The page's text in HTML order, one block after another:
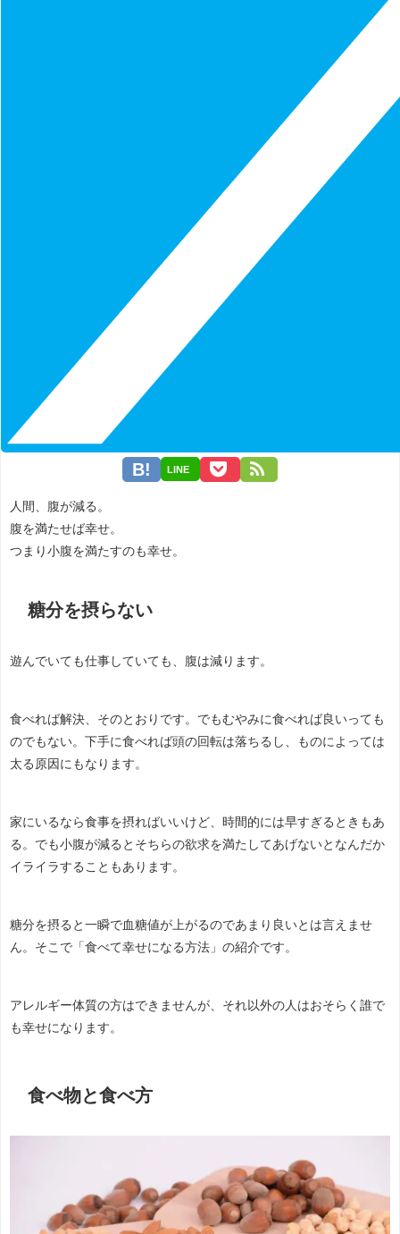
LINE
人間、腹が減る。
腹を満たせば幸せ。
つまり小腹を満たすのも幸せ。
糖分を摂らない
遊んでいても仕事していても、腹は減ります。
食べれば解決、そのとおりです。でもむやみに食べれば良いっても
のでもない。下手に食べれば頭の回転は落ちるし、ものによっては
太る原因にもなります。
家にいるなら食事を摂ればいいけど、時間的には早すぎるときもあ
る。でも小腹が減るとそちらの欲求を満たしてあげないとなんだか
イライラすることもあります。
糖分を摂ると一瞬で血糖値が上がるのであまり良いとは言えませ
ん。そこで「食べて幸せになる方法」の紹介です。
アレルギー体質の方はできませんが、それ以外の人はおそらく誰で
も幸せになります。
食べ物と食べ方